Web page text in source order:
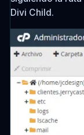
Divi Child.